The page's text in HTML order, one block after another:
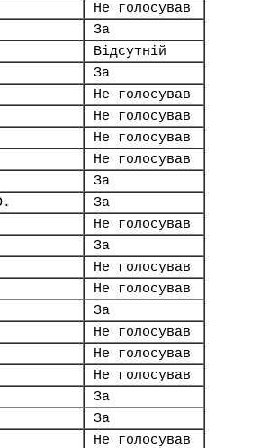
Не голосував
За
Відсутній
За
Не голосував
Не голосував
Не голосував
Не голосував
За
За
Не голосував
За
Не голосував
Не голосував
За
Не голосував
Не голосував
Не голосував
За
За
Не голосував